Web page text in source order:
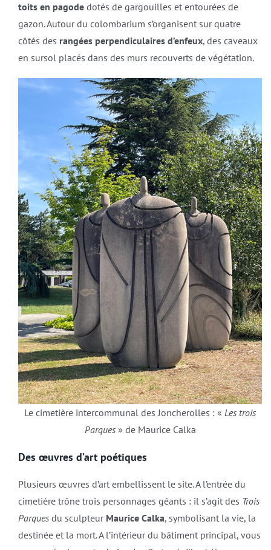
toits en pagodedotés de gargouilles et entourées de
gazon. Autour du colombarium s’organisent sur quatre
côtés des rangées perpendiculaires d’enfeux, des caveaux
en sursol placés dans des murs recouverts de végétation.
Le cimetière intercommunal des Joncherolles : « Les trois
Parques» de Maurice Calka
Des œuvres d’art poétiques
Plusieurs œuvres d’art embellissent le site. A l’entrée du
cimetière trône trois personnages géants : il s’agit des Trois
Parquesdu sculpteur Maurice Calka, symbolisant la vie, la
destinée et la mort. A l’intérieur du bâtiment principal, vous